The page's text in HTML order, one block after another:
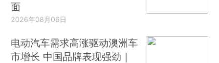
面
2026年08月06日
电动汽车需求高涨驱动澳洲车
市增长 中国品牌表现强劲｜